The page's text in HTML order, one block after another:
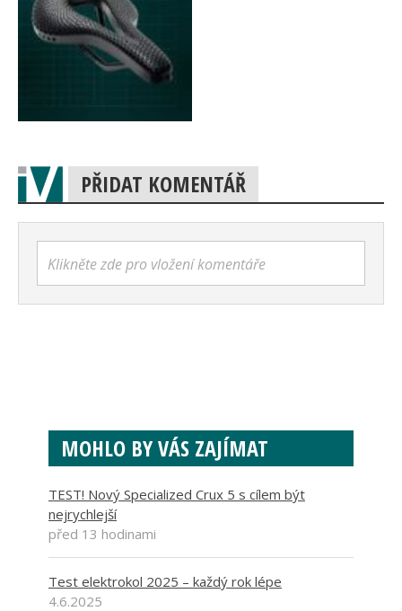
PŘIDAT KOMENTÁŘ
Klikněte zde pro vložení komentáře
MOHLO BY VÁS ZAJÍMAT
TEST! Nový Specialized Crux 5 s cílem být
nejrychlejší
před 13 hodinami
Test elektrokol 2025 – každý rok lépe
4.6.2025